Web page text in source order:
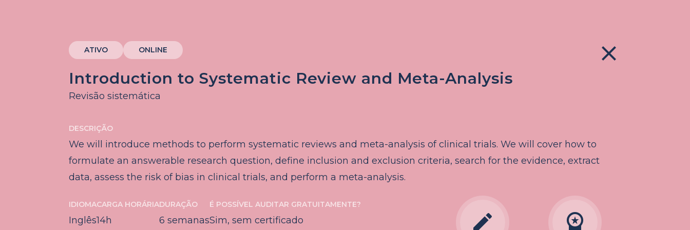
ATIVO ONLINE close
Introduction to Systematic Review and Meta-Analysis
Revisão sistemática
DESCRIÇÃO
We will introduce methods to perform systematic reviews and meta-analysis of clinical trials. We will cover how to
formulate an answerable research question, define inclusion and exclusion criteria, search for the evidence, extract
data, assess the risk of bias in clinical trials, and perform a meta-analysis.
IDIOMA
Inglês
CARGA HORÁRIA
14h
DURAÇÃO
6 semanas
É POSSÍVEL AUDITAR GRATUITAMENTE?
Sim, sem certificado edit workspace_premium